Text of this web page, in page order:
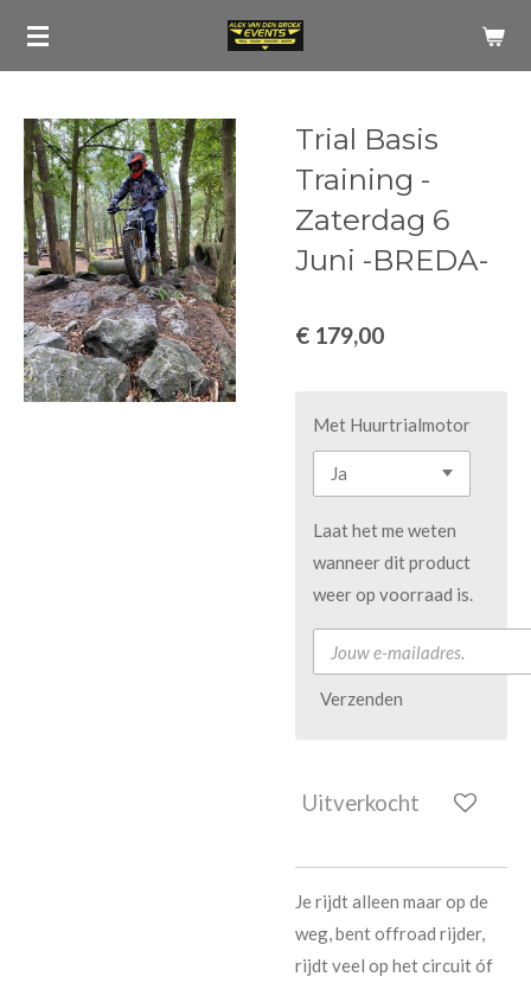
Ga
de
hoofdinhoud
Trial Basis
Training -
Zaterdag 6
Juni -BREDA-
€ 179,00
Met Huurtrialmotor
Laat het me weten
wanneer dit product
weer op voorraad is.
Verzenden
Uitverkocht
Je rijdt alleen maar op de
weg, bent offroad rijder,
rijdt veel op het circuit óf